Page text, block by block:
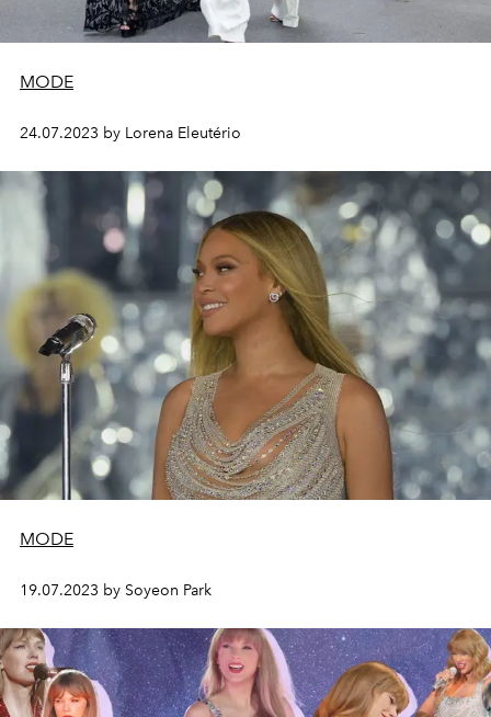
MODE
24.07.2023 by Lorena Eleutério
MODE
19.07.2023 by Soyeon Park